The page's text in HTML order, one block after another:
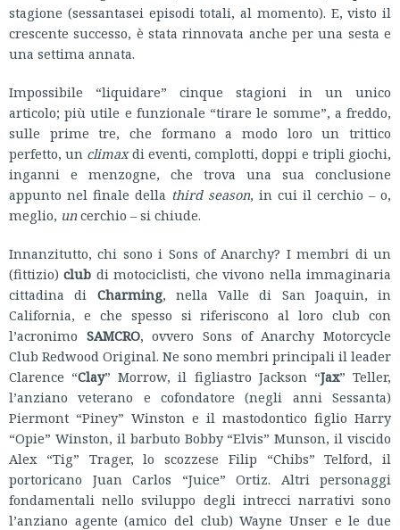
stagione (sessantasei episodi totali, al momento). E, visto il
crescente successo, è stata rinnovata anche per una sesta e
una settima annata.
Impossibile “liquidare” cinque stagioni in un unico
articolo; più utile e funzionale “tirare le somme”, a freddo,
sulle prime tre, che formano a modo loro un trittico
perfetto, un climaxdi eventi, complotti, doppi e tripli giochi,
inganni e menzogne, che trova una sua conclusione
appunto nel finale della third season, in cui il cerchio – o,
meglio, uncerchio – si chiude.
Innanzitutto, chi sono i Sons of Anarchy? I membri di un
(fittizio)club di motociclisti, che vivono nella immaginaria
cittadina di Charming, nella Valle di San Joaquin, in
California, e che spesso si riferiscono al loro club con
l’acronimo SAMCRO, ovvero Sons of Anarchy Motorcycle
Club Redwood Original. Ne sono membri principali il leader
Clarence “Clay” Morrow, il figliastro Jackson “Jax” Teller,
l’anziano veterano e cofondatore (negli anni Sessanta)
Piermont “Piney” Winston e il mastodontico figlio Harry
“Opie” Winston, il barbuto Bobby “Elvis” Munson, il viscido
Alex “Tig” Trager, lo scozzese Filip “Chibs” Telford, il
portoricano Juan Carlos “Juice” Ortiz. Altri personaggi
fondamentali nello sviluppo degli intrecci narrativi sono
l’anziano agente (amico del club) Wayne Unser e le due